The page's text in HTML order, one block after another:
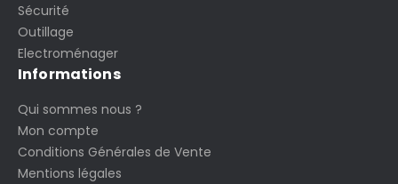
Sécurité
Outillage
Electroménager
Informations
Qui sommes nous ?
Mon compte
Conditions Générales de Vente
Mentions légales